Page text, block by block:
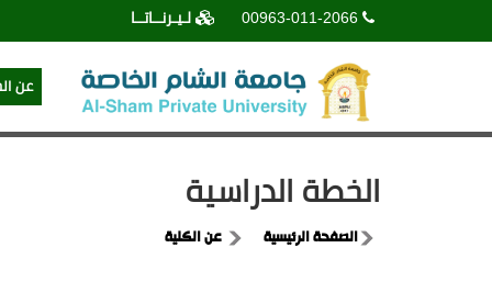
00963-011-2066 لـيـرنــاتــا
عن
الخطة الدراسية
الصفحة الرئيسية عن الكلية